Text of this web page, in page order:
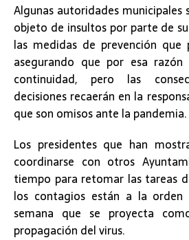
Algunas autoridades municipales
objeto de insultos por parte de
las medidas de prevención que
asegurando que por esa
continuidad, pero las
decisiones recaerán en la
que son omisos ante la pandemia.
Los presidentes que han
coordinarse con otros
tiempo para retomar las tareas
los contagios están a la
semana que se proyecta
propagación del virus.